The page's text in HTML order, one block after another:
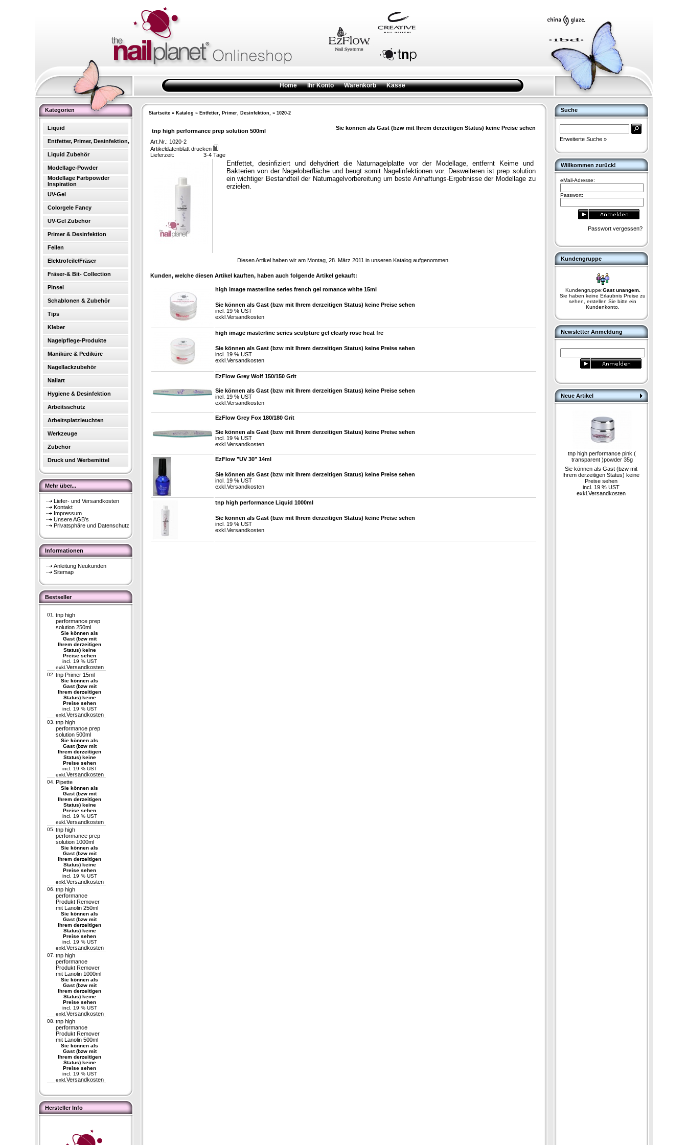
Home Ihr Konto Warenkorb Kasse
Kategorien
Liquid
Entfetter, Primer, Desinfektion,
Liquid Zubehör
Modellage-Powder
Modellage Farbpowder
Inspiration
UV-Gel
Colorgele Fancy
UV-Gel Zubehör
Primer & Desinfektion
Feilen
Elektrofeile/Fräser
Fräser-& Bit- Collection
Pinsel
Schablonen & Zubehör
Tips
Kleber
Nagelpflege-Produkte
Maniküre & Pediküre
Nagellackzubehör
Nailart
Hygiene & Desinfektion
Arbeitsschutz
Arbeitsplatzleuchten
Werkzeuge
Zubehör
Druck und Werbemittel
Mehr über...
Liefer- und Versandkosten
Kontakt
Impressum
Unsere AGB's
Privatsphäre und Datenschutz
Informationen
Anleitung Neukunden
Sitemap
Bestseller
01.
tnp high
performance prep
solution 250ml
Sie können als
Gast (bzw mit
Ihrem derzeitigen
Status) keine
Preise sehen
incl. 19 % UST
exkl. Versandkosten
02. tnp Primer 15ml
Sie können als
Gast (bzw mit
Ihrem derzeitigen
Status) keine
Preise sehen
incl. 19 % UST
exkl. Versandkosten
03. tnp high
performance prep
solution 500ml
Sie können als
Gast (bzw mit
Ihrem derzeitigen
Status) keine
Preise sehen
incl. 19 % UST
exkl. Versandkosten
04. Pipette
Sie können als
Gast (bzw mit
Ihrem derzeitigen
Status) keine
Preise sehen
incl. 19 % UST
exkl. Versandkosten
05. tnp high
performance prep
solution 1000ml
Sie können als
Gast (bzw mit
Ihrem derzeitigen
Status) keine
Preise sehen
incl. 19 % UST
exkl. Versandkosten
06. tnp high
performance
Produkt Remover
mit Lanolin 250ml
Sie können als
Gast (bzw mit
Ihrem derzeitigen
Status) keine
Preise sehen
incl. 19 % UST
exkl. Versandkosten
07. tnp high
performance
Produkt Remover
mit Lanolin 1000ml
Sie können als
Gast (bzw mit
Ihrem derzeitigen
Status) keine
Preise sehen
incl. 19 % UST
exkl. Versandkosten
08. tnp high
performance
Produkt Remover
mit Lanolin 500ml
Sie können als
Gast (bzw mit
Ihrem derzeitigen
Status) keine
Preise sehen
incl. 19 % UST
exkl. Versandkosten
Hersteller Info
Startseite» Katalog » Entfetter, Primer, Desinfektion, » 1020-2
tnp high performance prep solution 500ml Sie können als Gast (bzw mit Ihrem derzeitigen Status) keine Preise sehen
Art.Nr.: 1020-2
Artikeldatenblatt drucken
Lieferzeit:
3-4 Tage
Entfettet, desinfiziert und dehydriert die Naturnagelplatte vor der Modellage, entfernt Keime und
Bakterien von der Nageloberfläche und beugt somit Nagelinfektionen vor. Desweiteren ist prep solution
ein wichtiger Bestandteil der Naturnagelvorbereitung um beste Anhaftungs-Ergebnisse der Modellage zu
erzielen.
Diesen Artikel haben wir am Montag, 28. März 2011 in unseren Katalog aufgenommen.
Kunden, welche diesen Artikel kauften, haben auch folgende Artikel gekauft:
high image masterline series french gel romance white 15ml
Sie können als Gast (bzw mit Ihrem derzeitigen Status) keine Preise sehen
incl. 19 % UST
exkl. Versandkosten
high image masterline series sculpture gel clearly rose heat fre
Sie können als Gast (bzw mit Ihrem derzeitigen Status) keine Preise sehen
incl. 19 % UST
exkl. Versandkosten
EzFlow Grey Wolf 150/150 Grit
Sie können als Gast (bzw mit Ihrem derzeitigen Status) keine Preise sehen
incl. 19 % UST
exkl. Versandkosten
EzFlow Grey Fox 180/180 Grit
Sie können als Gast (bzw mit Ihrem derzeitigen Status) keine Preise sehen
incl. 19 % UST
exkl. Versandkosten
EzFlow "UV 30" 14ml
Sie können als Gast (bzw mit Ihrem derzeitigen Status) keine Preise sehen
incl. 19 % UST
exkl. Versandkosten
tnp high performance Liquid 1000ml
Sie können als Gast (bzw mit Ihrem derzeitigen Status) keine Preise sehen
incl. 19 % UST
exkl. Versandkosten
Suche
Erweiterte Suche »
Willkommen zurück!
eMail-Adresse:
Passwort:
Passwort vergessen?
Kundengruppe
Kundengruppe:Gast unangem.
Sie haben keine Erlaubnis Preise zu
sehen, erstellen Sie bitte ein
Kundenkonto.
Newsletter Anmeldung
Neue Artikel
tnp high performance pink (
transparent )powder 35g
Sie können als Gast (bzw mit
Ihrem derzeitigen Status) keine
Preise sehen
incl. 19 % UST
exkl. Versandkosten